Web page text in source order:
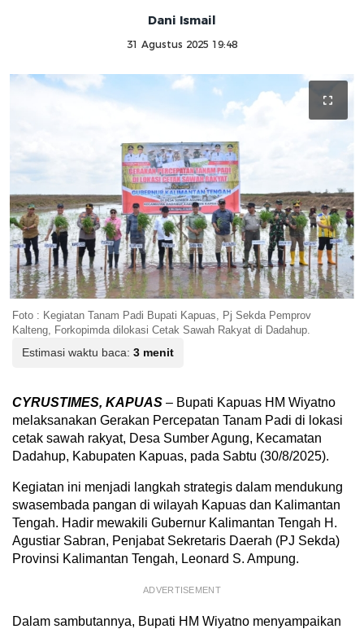
Dani Ismail
31 Agustus 2025 19:48
Foto : Kegiatan Tanam Padi Bupati Kapuas, Pj Sekda Pemprov
Kalteng, Forkopimda dilokasi Cetak Sawah Rakyat di Dadahup.
Estimasi waktu baca: 3 menit
CYRUSTIMES, KAPUAS – Bupati Kapuas HM Wiyatno
melaksanakan Gerakan Percepatan Tanam Padi di lokasi
cetak sawah rakyat, Desa Sumber Agung, Kecamatan
Dadahup, Kabupaten Kapuas, pada Sabtu (30/8/2025).
Kegiatan ini menjadi langkah strategis dalam mendukung
swasembada pangan di wilayah Kapuas dan Kalimantan
Tengah. Hadir mewakili Gubernur Kalimantan Tengah H.
Agustiar Sabran, Penjabat Sekretaris Daerah (PJ Sekda)
Provinsi Kalimantan Tengah, Leonard S. Ampung.
ADVERTISEMENT
Dalam sambutannya, Bupati HM Wiyatno menyampaikan